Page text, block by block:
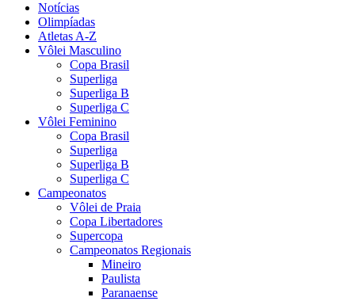
Notícias
Olimpíadas
Atletas A-Z
Vôlei Masculino
Copa Brasil
Superliga
Superliga B
Superliga C
Vôlei Feminino
Copa Brasil
Superliga
Superliga B
Superliga C
Campeonatos
Vôlei de Praia
Copa Libertadores
Supercopa
Campeonatos Regionais
Mineiro
Paulista
Paranaense